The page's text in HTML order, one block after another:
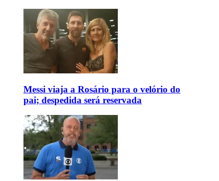
Messi viaja a Rosário para o velório do
pai; despedida será reservada